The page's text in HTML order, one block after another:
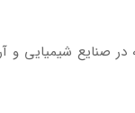
در صنایع شیمیایی و